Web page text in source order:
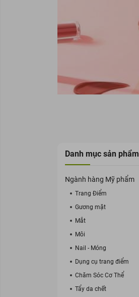
Danh mục sản phẩm
Ngành hàng Mỹ phẩm
Trang Điểm
Gương mặt
Mắt
Môi
Nail - Móng
Dụng cụ trang điểm
Chăm Sóc Cơ Thể
Tẩy da chết